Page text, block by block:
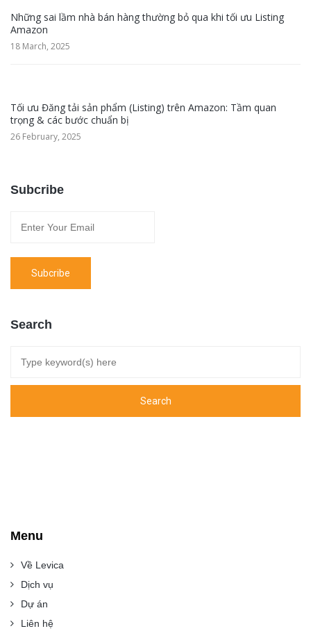
Những sai lầm nhà bán hàng thường bỏ qua khi tối ưu Listing
Amazon
18 March, 2025
Tối ưu Đăng tải sản phẩm (Listing) trên Amazon: Tầm quan
trọng & các bước chuẩn bị
26 February, 2025
Subcribe
Search
Menu
Về Levica
Dịch vụ
Dự án
Liên hệ